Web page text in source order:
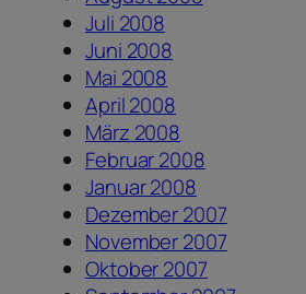
Juli 2008
Juni 2008
Mai 2008
April 2008
März 2008
Februar 2008
Januar 2008
Dezember 2007
November 2007
Oktober 2007